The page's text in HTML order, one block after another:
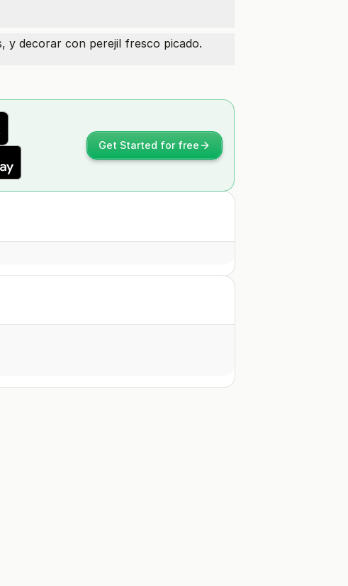
y decorar con perejil fresco picado.
Get Started for free